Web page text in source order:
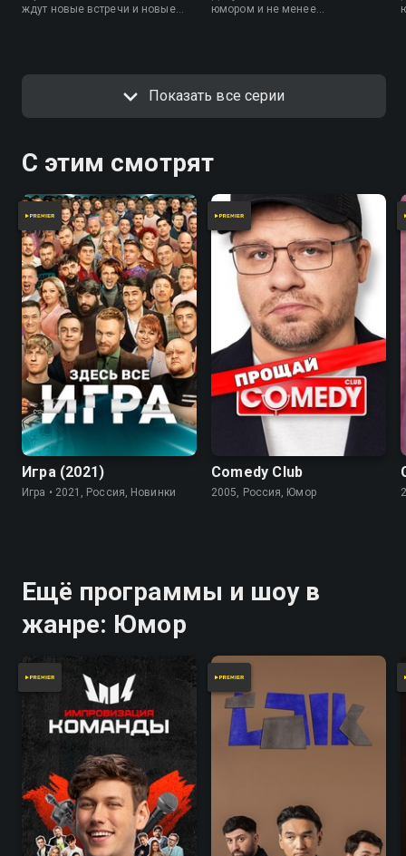
ждут новые встречи и новые
юмором и не менее
Показать все серии
С этим смотрят
7.8
Игра (2021)
Игра • 2021, Россия, Новинки
Comedy Club
2005, Россия, Юмор
Ещё программы и шоу в
жанре: Юмор